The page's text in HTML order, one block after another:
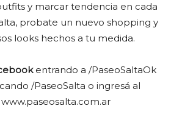
y marcar tendencia en cada
probate un nuevo shopping y
looks hechos a tu medida.
entrando a /PaseoSaltaOk
/PaseoSalta o ingresá al